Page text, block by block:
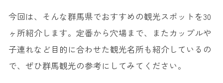
今回は、そんな群馬県でおすすめの観光スポットを30
ヶ所紹介します。定番から穴場まで、またカップルや
子連れなど目的に合わせた観光名所も紹介しているの
で、ぜひ群馬観光の参考にしてみてください。